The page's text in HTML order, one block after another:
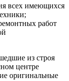
всех имеющихся
работ
из строя
центре
оригинальные